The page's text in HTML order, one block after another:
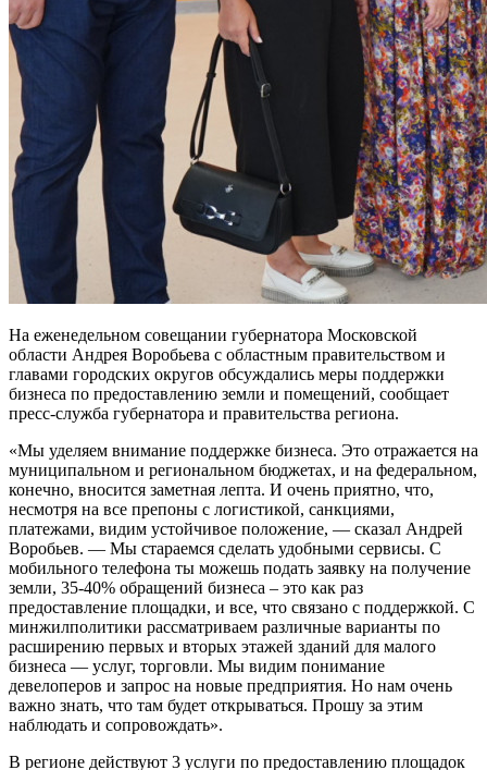
На еженедельном совещании губернатора Московской
области Андрея Воробьева с областным правительством и
главами городских округов обсуждались меры поддержки
бизнеса по предоставлению земли и помещений, сообщает
пресс-служба губернатора и правительства региона.
«Мы уделяем внимание поддержке бизнеса. Это отражается на
муниципальном и региональном бюджетах, и на федеральном,
конечно, вносится заметная лепта. И очень приятно, что,
несмотря на все препоны с логистикой, санкциями,
платежами, видим устойчивое положение, — сказал Андрей
Воробьев. — Мы стараемся сделать удобными сервисы. С
мобильного телефона ты можешь подать заявку на получение
земли, 35-40% обращений бизнеса – это как раз
предоставление площадки, и все, что связано с поддержкой. С
минжилполитики рассматриваем различные варианты по
расширению первых и вторых этажей зданий для малого
бизнеса — услуг, торговли. Мы видим понимание
девелоперов и запрос на новые предприятия. Но нам очень
важно знать, что там будет открываться. Прошу за этим
наблюдать и сопровождать».
В регионе действуют 3 услуги по предоставлению площадок